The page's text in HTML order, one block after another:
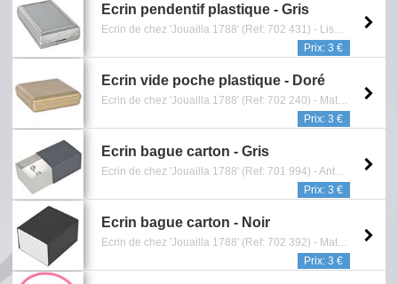
Ecrin pendentif plastique - Gris
Ecrin de chez 'Jouailla 1788' (Ref: 702 431) - Liseré argenté -intérieur mousse blanche - Dimension: 8,2 x 5,5 x 2 cm - Reference: 0901.052.1515
Prix: 3 €
Ecrin vide poche plastique - Doré
Ecrin de chez 'Jouailla 1788' (Ref: 702 240) - Mat intérieur mousse blanche - Dimension: 8 x 8 x 2,4 cm - Reference: 0901.055.1515
Prix: 3 €
Ecrin bague carton - Gris
Ecrin de chez 'Jouailla 1788' (Ref: 701 994) - Anthracite/gris clair irisé -intérieur mousse blanche - Dimension: 5,3 x 4,3 x 3 cm - Reference: 0901.453.1515
Prix: 3 €
Ecrin bague carton - Noir
Ecrin de chez 'Jouailla 1788' (Ref: 702 392) - Mat/blanc laqué intérieur mousse blanche - Dimension: 5,3 x 4,3 x 3 cm - Reference: 0901.459.1515
Prix: 3 €